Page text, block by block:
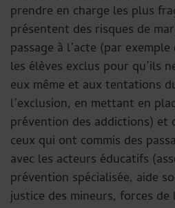
prendre en charge les plus
présentent des risques de
passage à l’acte (par
les élèves exclus pour qu’ils
eux même et aux tentations
l’exclusion, en mettant en
prévention des addictions) et
ceux qui ont commis des
avec les acteurs éducatifs
prévention spécialisée, aide
justice des mineurs, forces de